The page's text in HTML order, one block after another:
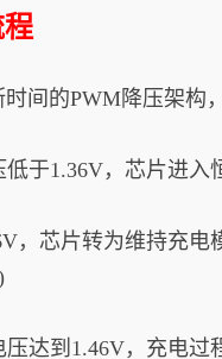
间的PWM降压架构
于1.36V，芯片进
，芯片转为维持充
达到1.46V，充电